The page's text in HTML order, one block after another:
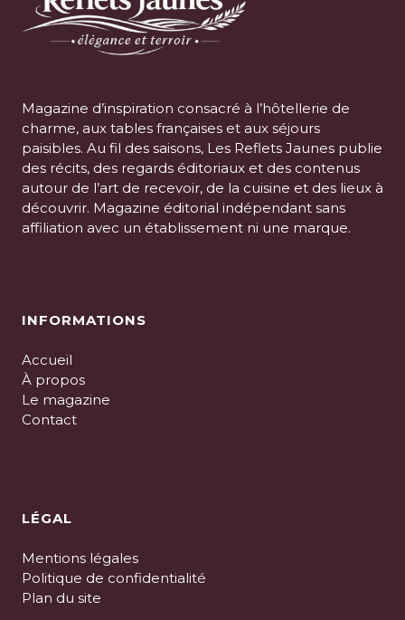
Magazine d’inspiration consacré à l’hôtellerie de
charme, aux tables françaises et aux séjours
paisibles. Au fil des saisons, Les Reflets Jaunes publie
des récits, des regards éditoriaux et des contenus
autour de l’art de recevoir, de la cuisine et des lieux à
découvrir. Magazine éditorial indépendant sans
affiliation avec un établissement ni une marque.
INFORMATIONS
Accueil
À propos
Le magazine
Contact
LÉGAL
Mentions légales
Politique de confidentialité
Plan du site